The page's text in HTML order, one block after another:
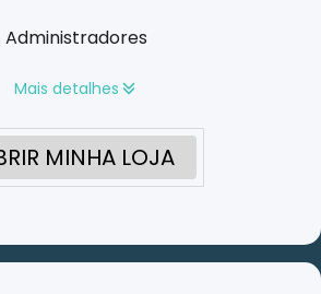
Mais detalhes
MINHA LOJA